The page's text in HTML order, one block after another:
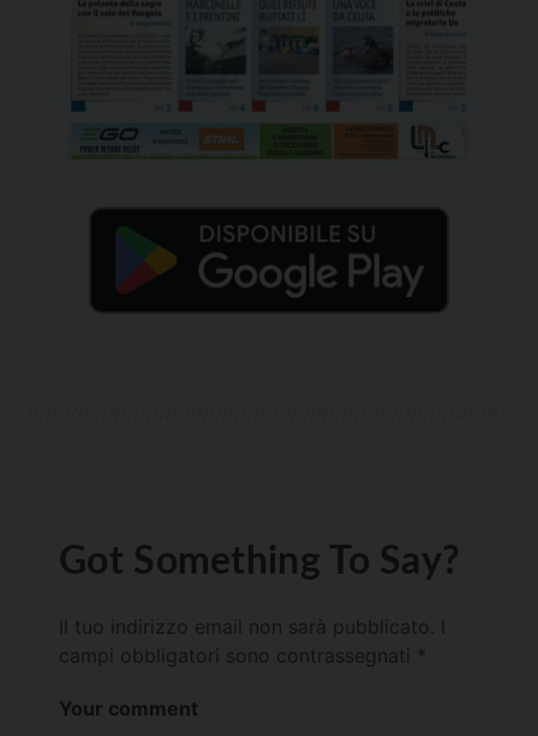
Got Something To Say?
Il tuo indirizzo email non sarà pubblicato.
campi obbligatori sono contrassegnati *
Your comment